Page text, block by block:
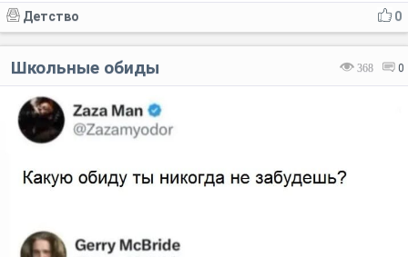
0
Детство
368 0
Школьные обиды